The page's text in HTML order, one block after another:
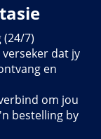
(24/7)
dat jy
en
om jou
bestelling by